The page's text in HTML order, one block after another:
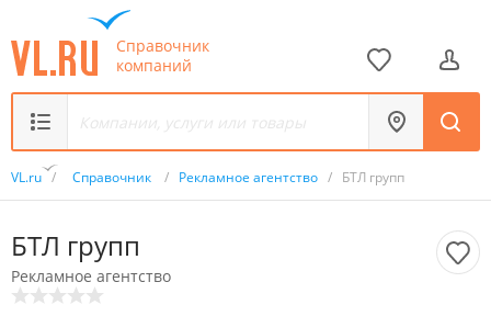
Справочник
компаний
VL.ru / Справочник / Рекламное агентство / БТЛ групп
БТЛ групп
Рекламное агентство